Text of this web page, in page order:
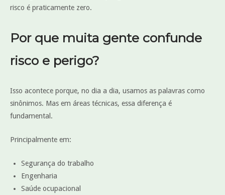
risco é praticamente zero.
Por que muita gente confunde
risco e perigo?
Isso acontece porque, no dia a dia, usamos as palavras como
sinônimos. Mas em áreas técnicas, essa diferença é
fundamental.
Principalmente em:
Segurança do trabalho
Engenharia
Saúde ocupacional